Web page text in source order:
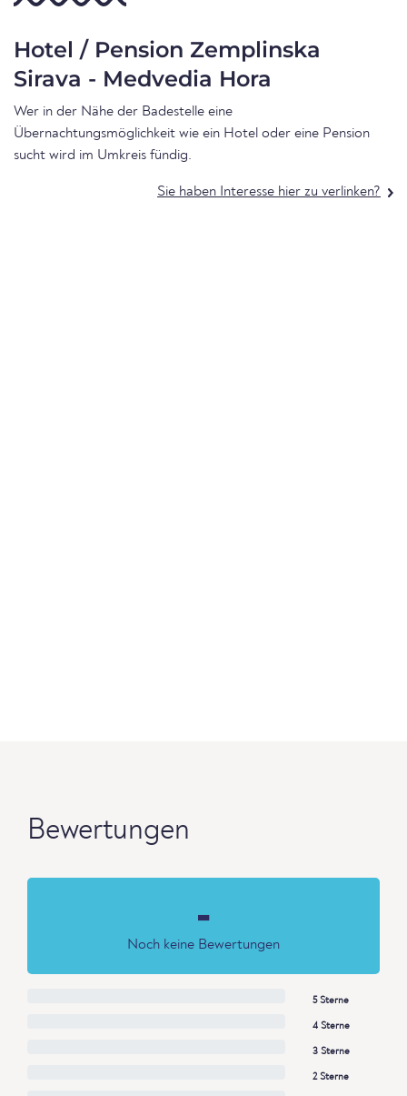
Hotel / Pension Zemplinska
Sirava - Medvedia Hora
Wer in der Nähe der Badestelle eine
Übernachtungsmöglichkeit wie ein Hotel oder eine Pension
sucht wird im Umkreis fündig.
Sie haben Interesse hier zu verlinken?
Bewertungen
-
Noch keine Bewertungen
5 Sterne
4 Sterne
3 Sterne
2 Sterne